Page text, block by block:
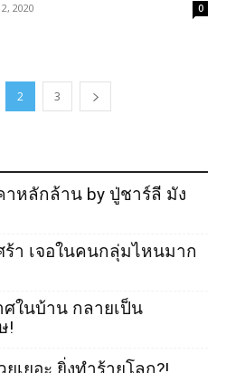
2020 0
2 3
หลักล้าน by ปู่ชาร์ลี มัง
ร้า เจอในคนกลุ่มไหนมาก
ในบ้าน กลายเป็น
!